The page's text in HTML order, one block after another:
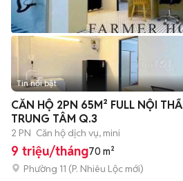
Tin nổi bật
CĂN HỘ 2PN 65M² FULL NỘI THẤT -
TRUNG TÂM Q.3
2 PN Căn hộ dịch vụ, mini
9 triệu/tháng70 m²
Phường 11 (P. Nhiêu Lộc mới)